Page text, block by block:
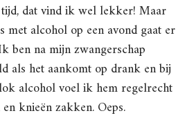
dat vind ik wel lekker! Maar
met alcohol op een avond gaat er
ben na mijn zwangerschap
als het aankomt op drank en bij
alcohol voel ik hem regelrecht
knieën zakken. Oeps.